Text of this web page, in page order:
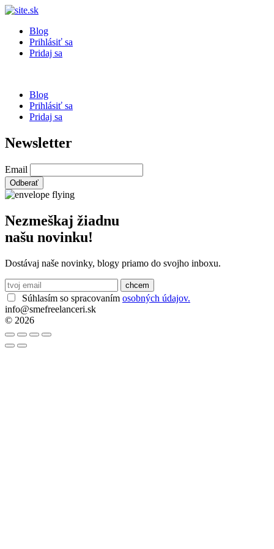
Blog
Prihlásiť sa
Pridaj sa
Blog
Prihlásiť sa
Pridaj sa
Newsletter
Email
Nezmeškaj žiadnu
našu novinku!
Dostávaj naše novinky, blogy priamo do svojho inboxu.
Súhlasím so spracovaním osobných údajov.
info@smefreelanceri.sk
© 2026